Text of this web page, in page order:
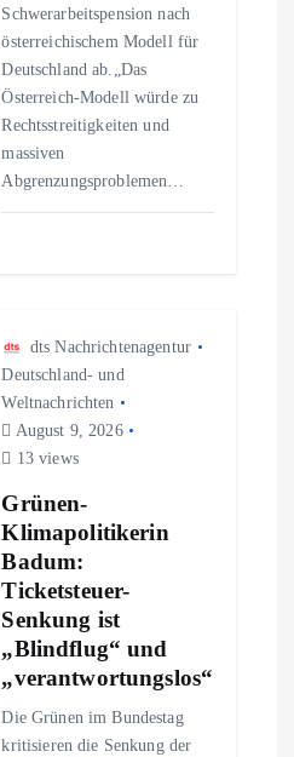
Schwerarbeitspension nach
österreichischem Modell für
Deutschland ab.„Das
Österreich-Modell würde zu
Rechtsstreitigkeiten und
massiven
Abgrenzungsproblemen…
dts Nachrichtenagentur
Deutschland- und
Weltnachrichten
August 9, 2026
13 views
Grünen-
Klimapolitikerin
Badum:
Ticketsteuer-
Senkung ist
„Blindflug“ und
„verantwortungslos“
Die Grünen im Bundestag
kritisieren die Senkung der